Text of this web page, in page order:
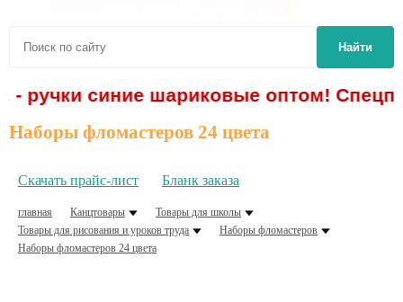
Найти
ручки синие шариковые оптом!
Наборы фломастеров 24 цвета
Скачать прайс-лист Бланк заказа
главная Канцтовары
Товары для школы
Товары для рисования и уроков труда
Наборы фломастеров
Наборы фломастеров 24 цвета